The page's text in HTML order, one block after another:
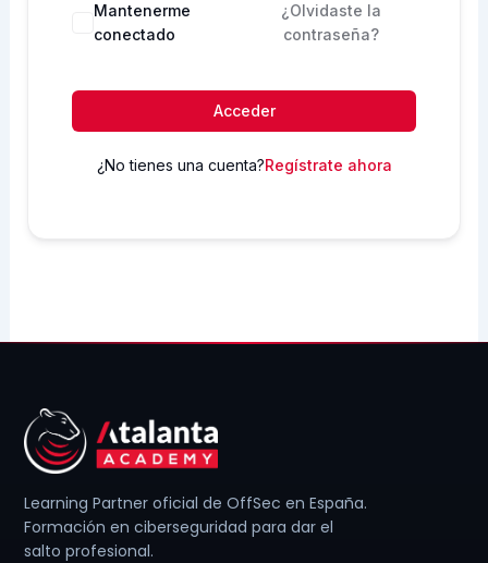
Mantenerme
conectado
¿Olvidaste la
contraseña?
Acceder
¿No tienes una cuenta?Regístrate ahora
Learning Partner oficial de OffSec en España.
Formación en ciberseguridad para dar el
salto profesional.